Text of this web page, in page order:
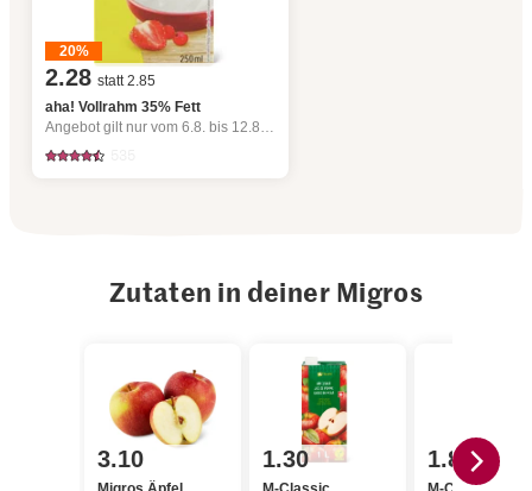
20%
2.28 statt 2.85
aha! Vollrahm 35% Fett
Angebot gilt nur vom 6.8. bis 12.8.2026, solange Vorrat.
Zutaten in deiner Migros
3.10 1.30 1.80